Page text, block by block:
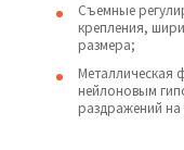
Съемные
крепления,
размера;
Металлическая
нейлоновым
раздражений на